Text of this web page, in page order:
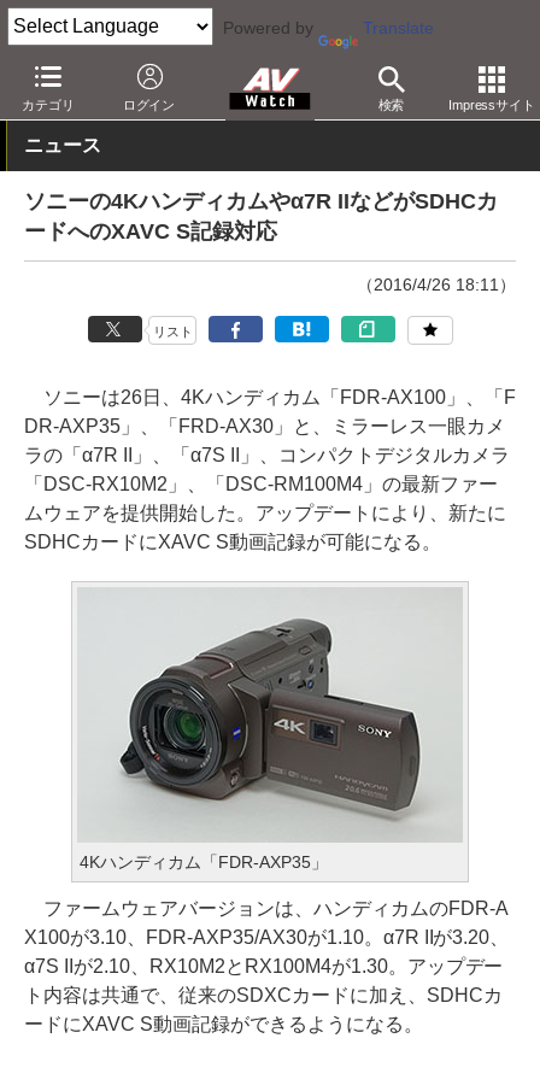
Powered by Translate
カテゴリ ログイン 検索 Impressサイト
AV Watch 製品 デジタルカメラ
ニュース
ソニーの4Kハンディカムやα7R IIなどがSDHCカ
ードへのXAVC S記録対応
（2016/4/26 18:11）
リスト
ソニーは26日、4Kハンディカム「FDR-AX100」、「F
DR-AXP35」、「FRD-AX30」と、ミラーレス一眼カメ
ラの「α7R II」、「α7S II」、コンパクトデジタルカメラ
「DSC-RX10M2」、「DSC-RM100M4」の最新ファー
ムウェアを提供開始した。アップデートにより、新たに
SDHCカードにXAVC S動画記録が可能になる。
4Kハンディカム「FDR-AXP35」
ファームウェアバージョンは、ハンディカムのFDR-A
X100が3.10、FDR-AXP35/AX30が1.10。α7R IIが3.20、
α7S IIが2.10、RX10M2とRX100M4が1.30。アップデー
ト内容は共通で、従来のSDXCカードに加え、SDHCカ
ードにXAVC S動画記録ができるようになる。